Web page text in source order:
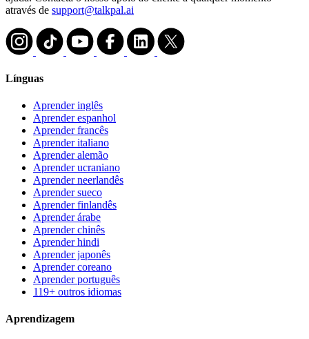
através de support@talkpal.ai
Línguas
Aprender inglês
Aprender espanhol
Aprender francês
Aprender italiano
Aprender alemão
Aprender ucraniano
Aprender neerlandês
Aprender sueco
Aprender finlandês
Aprender árabe
Aprender chinês
Aprender hindi
Aprender japonês
Aprender coreano
Aprender português
119+ outros idiomas
Aprendizagem